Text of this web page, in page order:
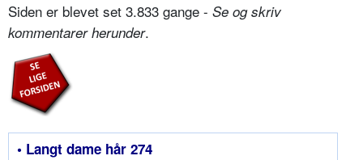
Siden er blevet set 3.833 gange - Se og skriv
kommentarer herunder.
• Langt dame hår 274